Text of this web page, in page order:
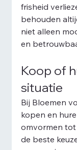
frisheid
behouden
niet alleen
en
Koop of
situatie
Bij Bloemen
kopen en
omvormen tot
de beste